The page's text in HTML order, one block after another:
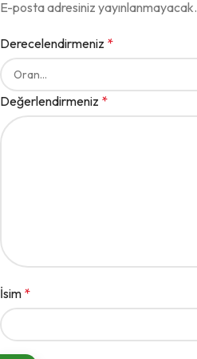
E-posta adresiniz yayınlanmayacak.
Derecelendirmeniz *
Değerlendirmeniz *
İsim *